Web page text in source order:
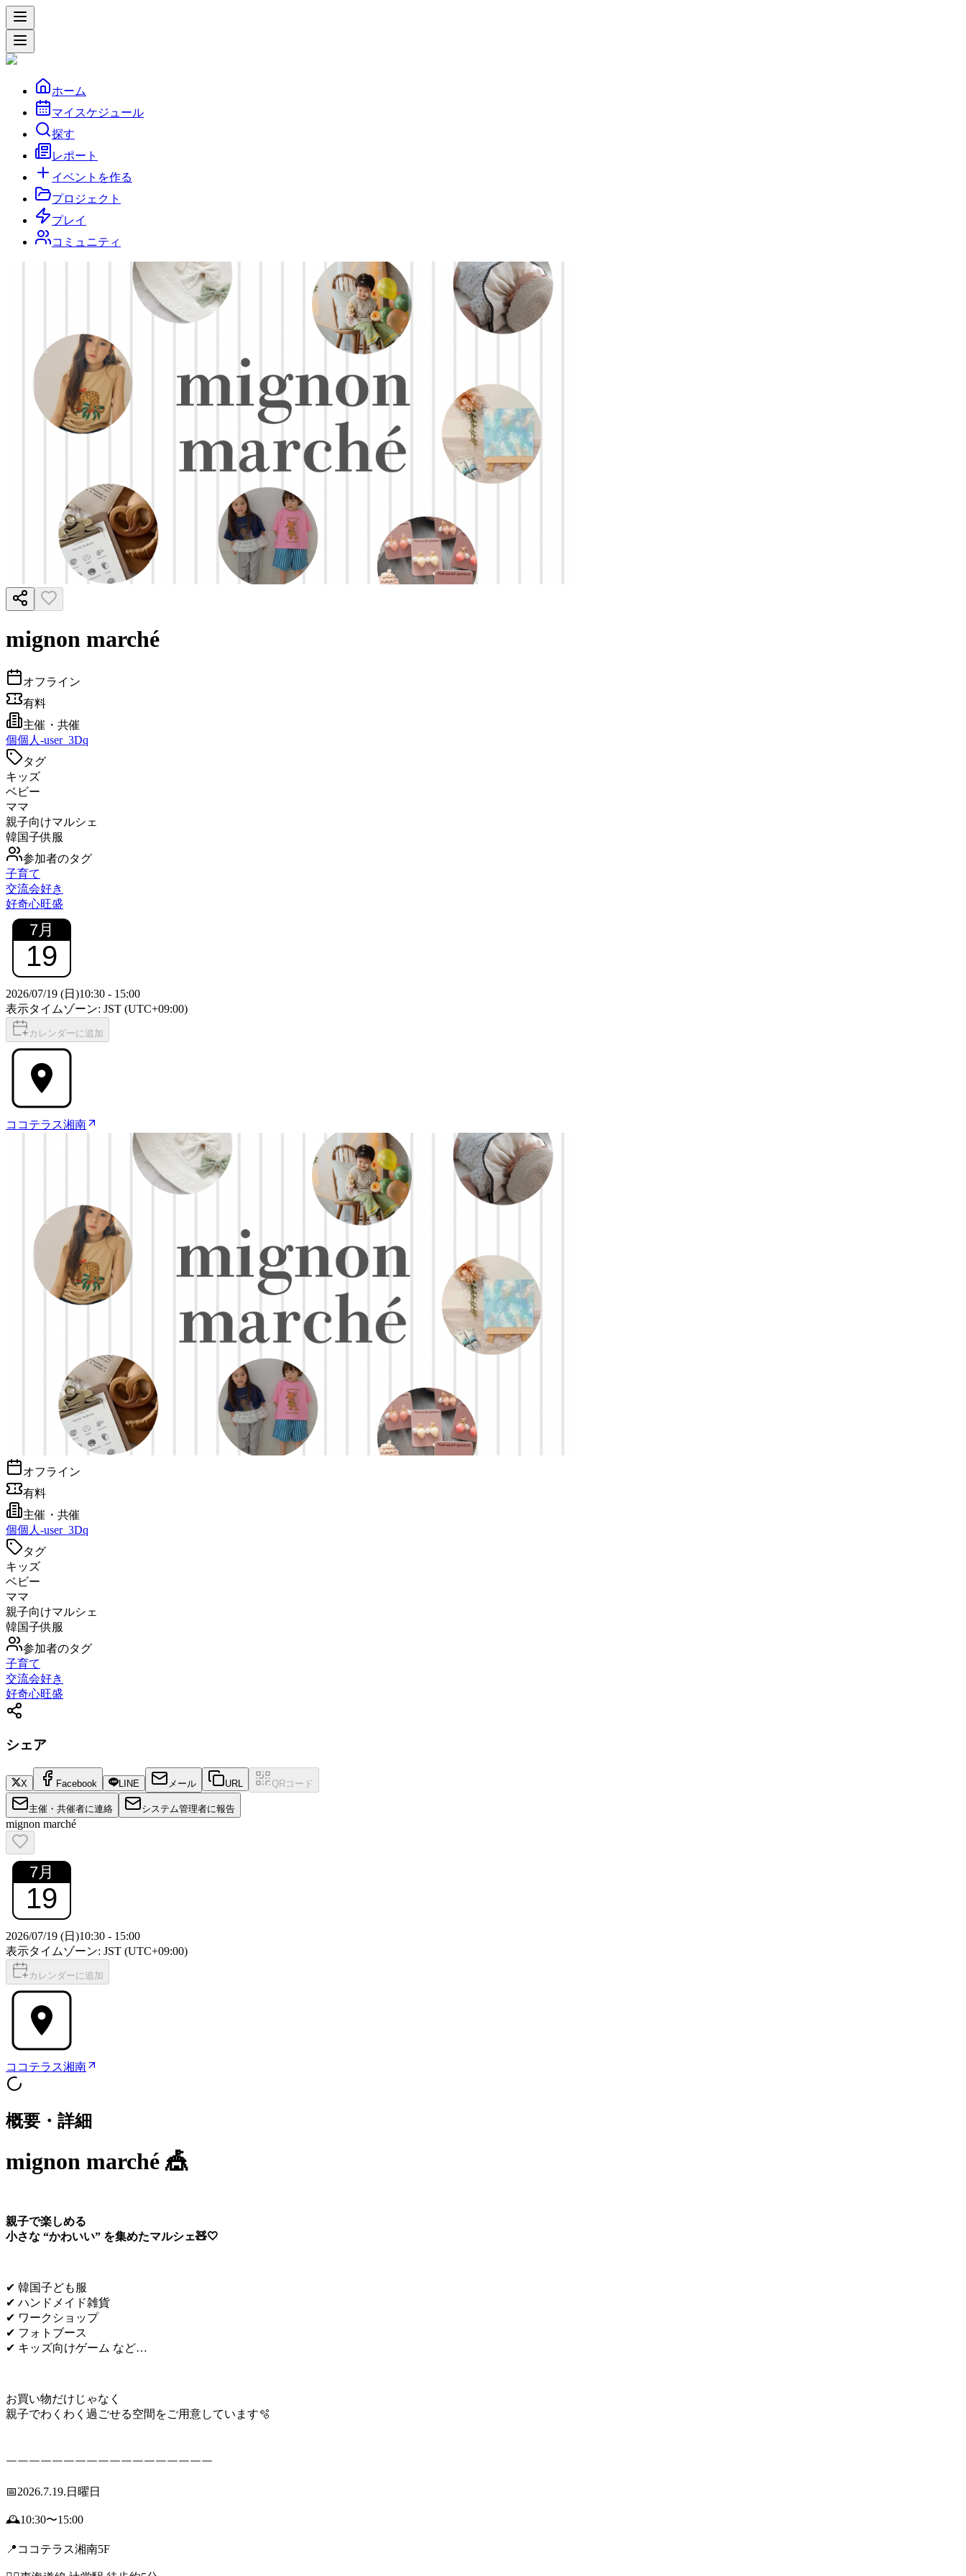
ホーム
マイスケジュール
探す
レポート
イベントを作る
プロジェクト
プレイ
コミュニティ
mignon marché
オフライン
有料
主催・共催
個個人-user_3Dq
タグ
キッズ
ベビー
ママ
親子向けマルシェ
韓国子供服
参加者のタグ
子育て
交流会好き
好奇心旺盛
7月
19
2026/07/19 (日)10:30 - 15:00
表示タイムゾーン: JST (UTC+09:00)
カレンダーに追加
ココテラス湘南
オフライン
有料
主催・共催
個個人-user_3Dq
タグ
キッズ
ベビー
ママ
親子向けマルシェ
韓国子供服
参加者のタグ
子育て
交流会好き
好奇心旺盛
シェア
X Facebook LINE メール URL QRコード
主催・共催者に連絡 システム管理者に報告
mignon marché
7月
19
2026/07/19 (日)10:30 - 15:00
表示タイムゾーン: JST (UTC+09:00)
カレンダーに追加
ココテラス湘南
概要・詳細
mignon marché 🎪
親子で楽しめる
小さな “かわいい” を集めたマルシェ🧸🤍
✔ 韓国子ども服
✔ ハンドメイド雑貨
✔ ワークショップ
✔ フォトブース
✔ キッズ向けゲーム など…
お買い物だけじゃなく
親子でわくわく過ごせる空間をご用意しています🫧
￣￣￣￣￣￣￣￣￣￣￣￣￣￣￣￣￣￣
📅2026.7.19.日曜日
🕰️10:30〜15:00
📍ココテラス湘南5F